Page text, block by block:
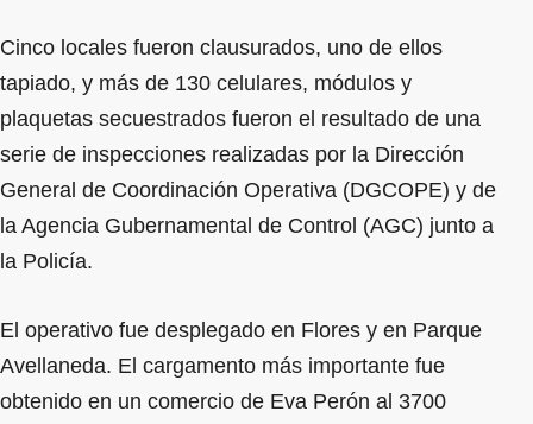
Cinco locales fueron clausurados, uno de ellos
tapiado, y más de 130 celulares, módulos y
plaquetas secuestrados fueron el resultado de una
serie de inspecciones realizadas por la Dirección
General de Coordinación Operativa (DGCOPE) y de
la Agencia Gubernamental de Control (AGC) junto a
la Policía.
El operativo fue desplegado en Flores y en Parque
Avellaneda. El cargamento más importante fue
obtenido en un comercio de Eva Perón al 3700